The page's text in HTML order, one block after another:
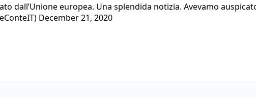
dall’Unione europea. Una splendida notizia. Avevamo
December 21, 2020